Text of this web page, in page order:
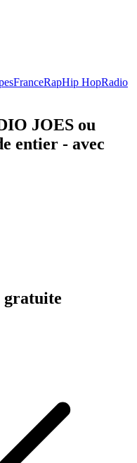
FranceRapHip HopRadio
JOES ou
entier - avec